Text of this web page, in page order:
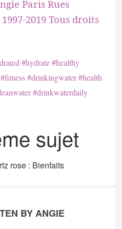
Paris Rues
1997-2019 Tous droits
#hydrate #healthy
#drinkingwater #health
#drinkwaterdaily
sujet
rose : Bienfaits
BY ANGIE